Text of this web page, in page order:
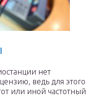
нет
ведь для этого
или иной частотный